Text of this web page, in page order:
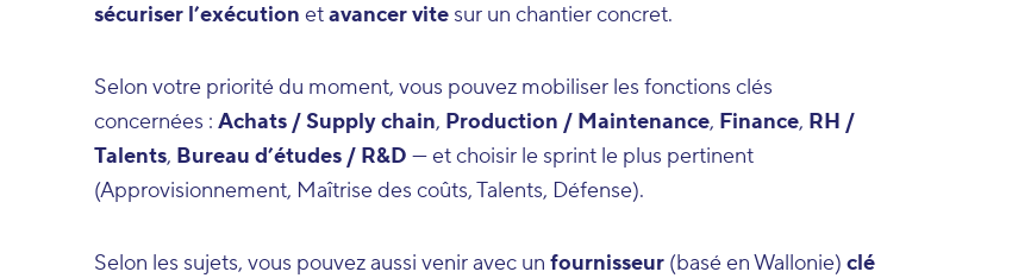
sécuriser l’exécution etavancer vite sur un chantier concret.
Selon votre priorité du moment, vous pouvez mobiliser les fonctions clés
concernées : Achats / Supply chain, Production / Maintenance, Finance, RH /
Talents, Bureau d’études / R&D — et choisir le sprint le plus pertinent
(Approvisionnement, Maîtrise des coûts, Talents, Défense).
Selon les sujets, vous pouvez aussi venir avec un fournisseur (basé en Wallonie) clé